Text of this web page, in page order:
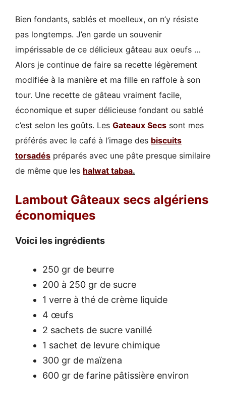
Bien fondants, sablés et moelleux, on n’y résiste
pas longtemps. J’en garde un souvenir
impérissable de ce délicieux gâteau aux oeufs …
Alors je continue de faire sa recette légèrement
modifiée à la manière et ma fille en raffole à son
tour. Une recette de gâteau vraiment facile,
économique et super délicieuse fondant ou sablé
c’est selon les goûts. Les Gateaux Secs sont mes
préférés avec le café à l’image des biscuits
torsadés préparés avec une pâte presque similaire
de même que les halwat tabaa.
Lambout Gâteaux secs algériens
économiques
Voici les ingrédients
250 gr de beurre
200 à 250 gr de sucre
1 verre à thé de crème liquide
4 œufs
2 sachets de sucre vanillé
1 sachet de levure chimique
300 gr de maïzena
600 gr de farine pâtissière environ